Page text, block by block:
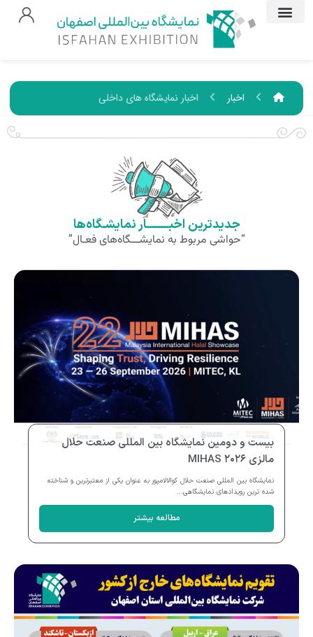
اخبار اخبار نمایشگاه های داخلی
جدیدترین اخبــــــــار نمایشـگاه‌ها
“حواشی مربوط به نمایشـــگاه‌های فعـال”
بیست و دومین نمایشگاه بین المللی صنعت حلال
مالزی MIHAS ۲۰۲۶
نمایشگاه بین المللی صنعت حلال کوالالامپور به عنوان یکی از معتبرترین و شناخته
شده ترین رویدادهای نمایشگاهی...
مطالعه بیشتر